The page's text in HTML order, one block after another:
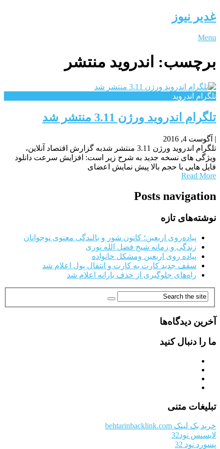
غدیر نیوز
Menu
برچسب: اندروید منتشر
تلگرام اندروید
تلگرام اندروید ورژن 3.11 منتشر شد
| آگوست 4, 2016
تلگرام اندروید ورژن 3.11 منتشر شدبه گزارش اقتصاد آنلاین،
ویژگی های نسخه جدید به شرح زیر است: افزایش سرعت دانلود
فایل هایی با حجم بالا پیش نمایش اعضای
Read More
Posts navigation
نوشته‌های تازه
پیاده‌روی اربعین؛ کانون شور و بالندگی معنوی نوجوانان
زندگی و زمانه شیخ فضل الله نوری
پیاده روی اربعین ومشکل خانواده
سقف جدید کارت به کارت و انتقال پول اعلام شد
راه‌های جلوگیری از حذف یارانه اعلام شد
آخرین دیدگاه‌ها
ما را دنبال کنید
تبلیغات متنی
خرید بک لینک behtarinbacklink.com
لایسنس نود32
پسورد نود 32